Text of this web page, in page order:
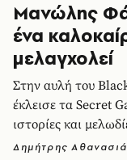
Μανώλης
ένα
μελαγχολεί
Στην αυλή του
έκλεισε τα Secret
ιστορίες και
Δημήτρης